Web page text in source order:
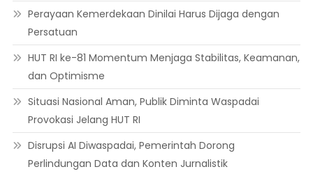
Perayaan Kemerdekaan Dinilai Harus Dijaga dengan
Persatuan
HUT RI ke-81 Momentum Menjaga Stabilitas, Keamanan,
dan Optimisme
Situasi Nasional Aman, Publik Diminta Waspadai
Provokasi Jelang HUT RI
Disrupsi AI Diwaspadai, Pemerintah Dorong
Perlindungan Data dan Konten Jurnalistik